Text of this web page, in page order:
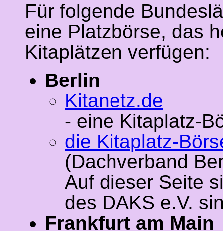
Für folgende
eine Platzbörse, das
Kitaplätzen verfügen:
Berlin
Kitanetz.de
- eine Kitaplatz-
die Kitaplatz-
(Dachverband
Auf dieser Seite
des DAKS e.V.
Frankfurt am Main